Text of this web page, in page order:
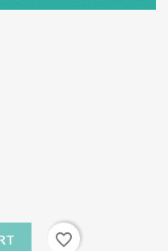
favorite_border